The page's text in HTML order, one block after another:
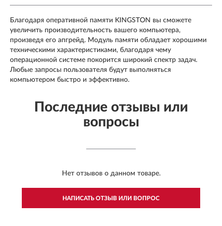
Благодаря оперативной памяти KINGSTON вы сможете
увеличить производительность вашего компьютера,
произведя его апгрейд. Модуль памяти обладает хорошими
техническими характеристиками, благодаря чему
операционной системе покорится широкий спектр задач.
Любые запросы пользователя будут выполняться
компьютером быстро и эффективно.
Последние отзывы или
вопросы
Нет отзывов о данном товаре.
НАПИСАТЬ ОТЗЫВ ИЛИ ВОПРОС